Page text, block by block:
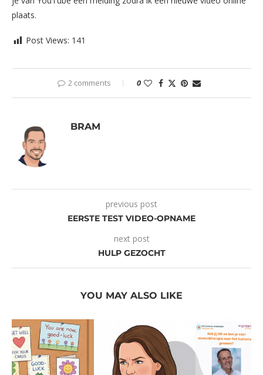
plaats.
Post Views: 141
2 comments 0
BRAM
previous post
EERSTE TEST VIDEO-OPNAME
next post
HULP GEZOCHT
YOU MAY ALSO LIKE